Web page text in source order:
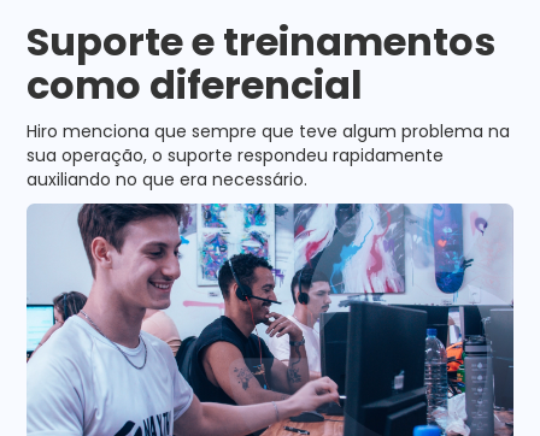
Suporte e treinamentos
como diferencial
Hiro menciona que sempre que teve algum problema na
sua operação, o suporte respondeu rapidamente
auxiliando no que era necessário.